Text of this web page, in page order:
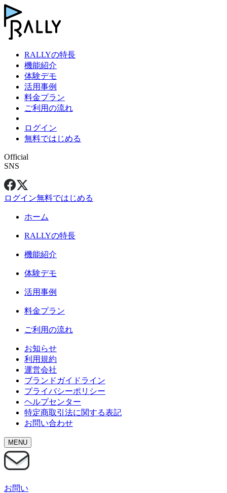
RALLYの特長
機能紹介
体験デモ
活用事例
料金プラン
ご利用の流れ
ログイン
無料ではじめる
Official
SNS
ログイン無料ではじめる
ホーム
RALLYの特長
機能紹介
体験デモ
活用事例
料金プラン
ご利用の流れ
お知らせ
利用規約
運営会社
ブランドガイドライン
プライバシーポリシー
ヘルプセンター
特定商取引法に関する表記
お問い合わせ
MENU
お問い